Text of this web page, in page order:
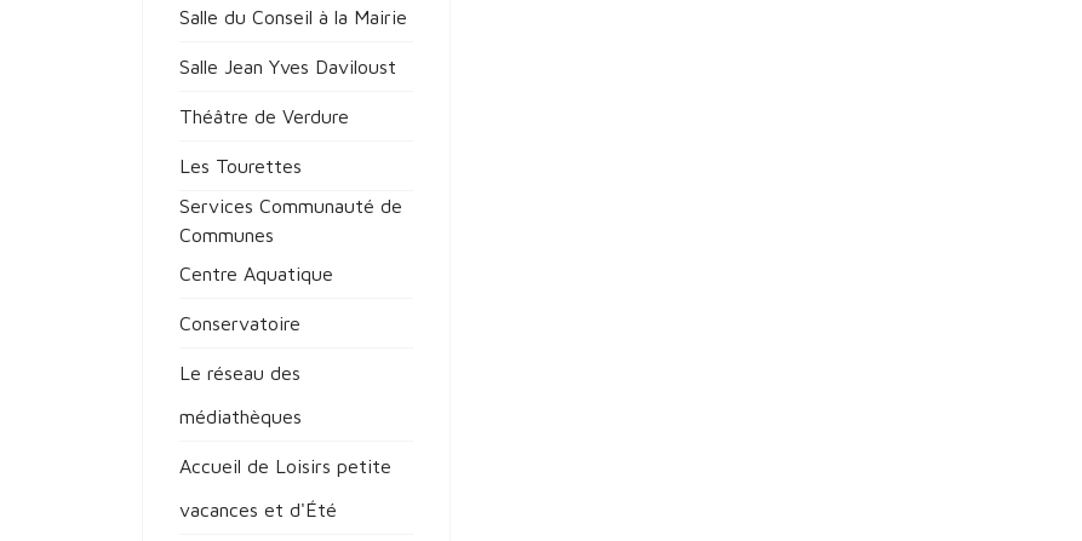
Salle du Conseil à la Mairie
Salle Jean Yves Daviloust
Théâtre de Verdure
Les Tourettes
Services Communauté de
Communes
Centre Aquatique
Conservatoire
Le réseau des
médiathèques
Accueil de Loisirs petite
vacances et d'Été